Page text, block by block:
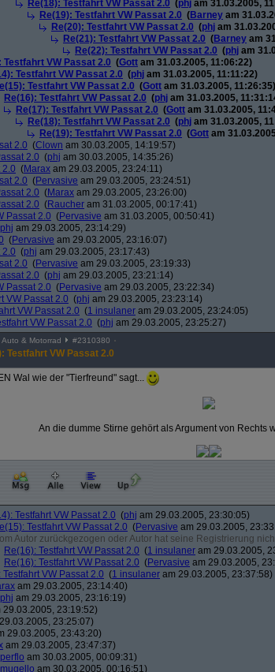
Re(18): Testfahrt VW Passat 2.0 (phj am 31.03.2005,
Re(19): Testfahrt VW Passat 2.0 (Barney am
Re(20): Testfahrt VW Passat 2.0 (phj am
Re(21): Testfahrt VW Passat 2.0 (Barney am
Re(22): Testfahrt VW Passat 2.0 (phj am
Testfahrt VW Passat 2.0 (Gott am 31.03.2005, 11:06:22)
Testfahrt VW Passat 2.0 (phj am 31.03.2005, 11:11:22)
Testfahrt VW Passat 2.0 (Gott am 31.03.2005, 11:26:35)
Re(16): Testfahrt VW Passat 2.0 (phj am 31.03.2005,
Re(17): Testfahrt VW Passat 2.0 (Gott am 31.03.2005,
Re(18): Testfahrt VW Passat 2.0 (phj am 31.03.2005,
Re(19): Testfahrt VW Passat 2.0 (Gott am
2.0 (Clown am 30.03.2005, 14:19:57)
2.0 (phj am 30.03.2005, 14:35:26)
2.0 (Marax am 29.03.2005, 23:24:11)
2.0 (Pervasive am 29.03.2005, 23:24:51)
2.0 (Marax am 29.03.2005, 23:26:00)
2.0 (Raucher am 31.03.2005, 00:17:41)
Passat 2.0 (Pervasive am 31.03.2005, 00:50:41)
phj am 29.03.2005, 23:14:29)
(Pervasive am 29.03.2005, 23:16:07)
2.0 (phj am 29.03.2005, 23:17:43)
2.0 (Pervasive am 29.03.2005, 23:19:33)
2.0 (phj am 29.03.2005, 23:21:14)
Passat 2.0 (Pervasive am 29.03.2005, 23:22:34)
VW Passat 2.0 (phj am 29.03.2005, 23:23:14)
VW Passat 2.0 (1 insulaner am 29.03.2005, 23:24:05)
VW Passat 2.0 (phj am 29.03.2005, 23:25:27)
Auto & Motorrad #2310380
Testfahrt VW Passat 2.0
Wal wie der "Tierfreund" sagt...
An die dumme Stirne gehört als Argument von Rechts
Testfahrt VW Passat 2.0 (phj am 29.03.2005, 23:30:05)
Testfahrt VW Passat 2.0 (Pervasive am 29.03.2005,
Autor zurückgezogen oder Autor hat seine Registrierung
Re(16): Testfahrt VW Passat 2.0 (1 insulaner am 29.03.2005,
Re(16): Testfahrt VW Passat 2.0 (Pervasive am 29.03.2005,
Testfahrt VW Passat 2.0 (1 insulaner am 29.03.2005, 23:37:58)
am 29.03.2005, 23:14:40)
phj am 29.03.2005, 23:16:19)
29.03.2005, 23:19:52)
23:25:07)
29.03.2005, 23:43:20)
am 29.03.2005, 23:47:37)
am 30.03.2005, 00:09:31)
mugello am 30.03.2005, 00:16:51)